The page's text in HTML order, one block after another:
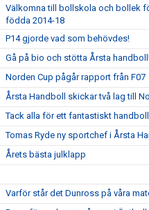
Välkomna till bollskola och bollek
födda 2014-18
P14 gjorde vad som behövdes!
Gå på bio och stötta Årsta
Norden Cup pågår rapport från F07
Årsta Handboll skickar två lag till
Tack alla för ett fantastiskt
Tomas Ryde ny sportchef i Årsta
Årets bästa julklapp
Varför står det Dunross på våra